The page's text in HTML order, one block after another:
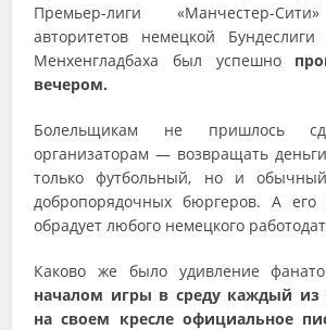
Премьер-лиги «Манчестер-
авторитетов немецкой Бундеслиги
Менхенгладбаха был успешно
вечером.
Болельщикам не пришлось
организаторам — возвращать
только футбольный, но и
добропорядочных бюргеров. А его
обрадует любого немецкого
Каково же было удивление
началом игры в среду каждый из
на своем кресле официальное